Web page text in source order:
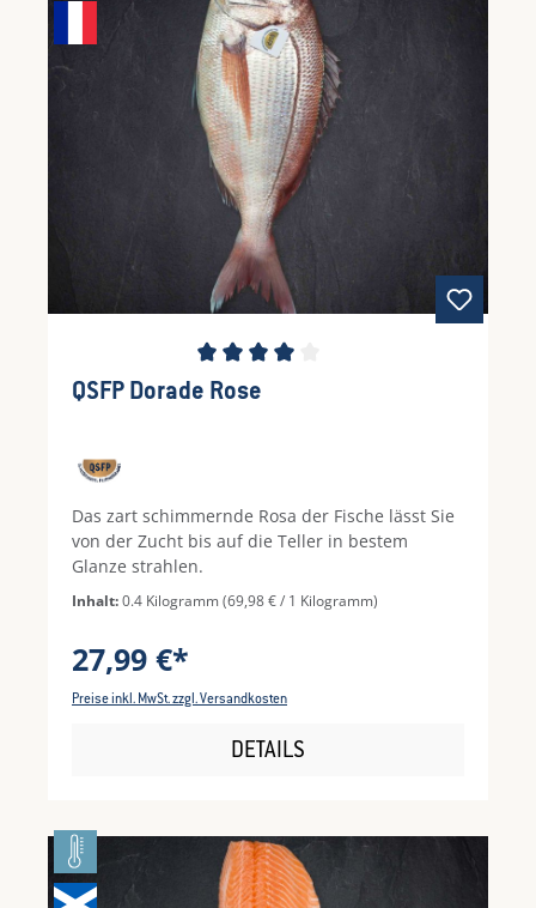
Durchschnittliche Bewertung von 4 von 5
QSFP Dorade Rose
Das zart schimmernde Rosa der Fische lässt Sie
von der Zucht bis auf die Teller in bestem
Glanze strahlen.
Inhalt:0.4 Kilogramm(69,98 € / 1 Kilogramm)
27,99 €*
Preise inkl. MwSt. zzgl. Versandkosten
DETAILS